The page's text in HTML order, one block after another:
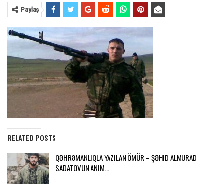
Paylaş
RELATED POSTS
QƏHRƏMANLIQLA YAZILAN ÖMÜR – ŞƏHID ALMURAD
SADATOVUN ANIM…